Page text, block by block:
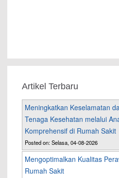
Artikel Terbaru
Meningkatkan Keselamatan
Tenaga Kesehatan melalui
Komprehensif di Rumah Sakit
Posted on: Selasa, 04-08-2026
Mengoptimalkan Kualitas
Rumah Sakit